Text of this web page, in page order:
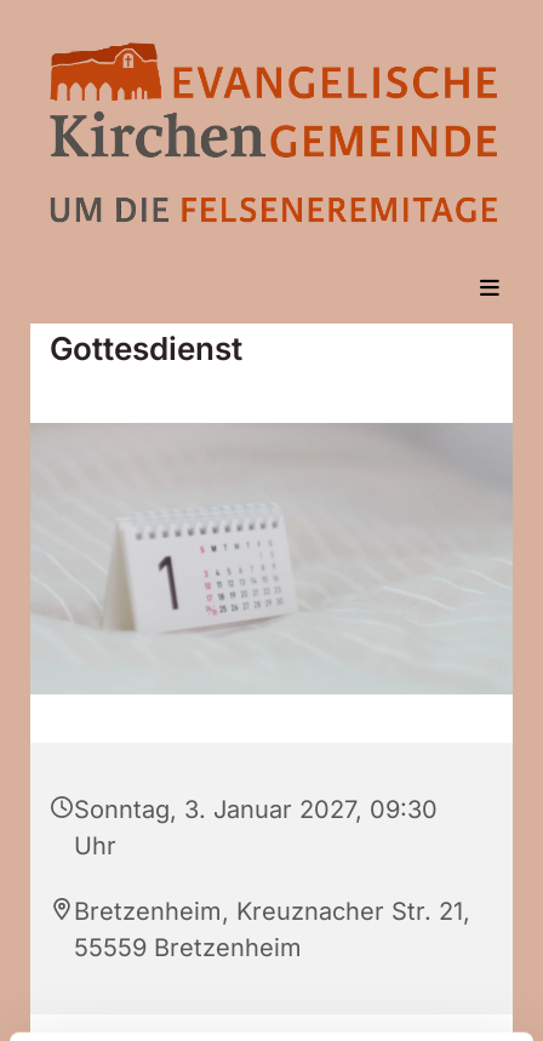
Gottesdienst
Sonntag, 3. Januar 2027, 09:30
Uhr
Bretzenheim, Kreuznacher Str. 21,
55559 Bretzenheim